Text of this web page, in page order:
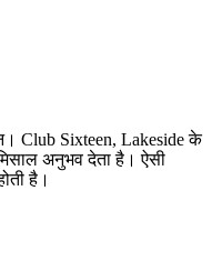
Club Sixteen, Lakeside के
अनुभव देता है। ऐसी
है।